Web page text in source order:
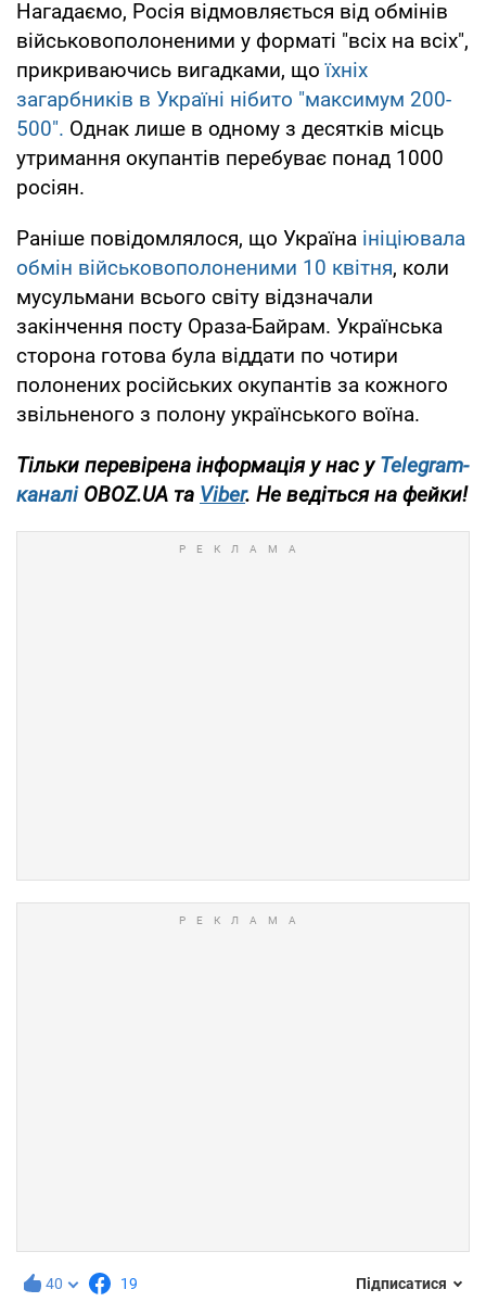
Нагадаємо, Росія відмовляється від обмінів
військовополоненими у форматі "всіх на всіх",
прикриваючись вигадками, щоїхніх
загарбників в Україні нібито "максимум 200-
500". Однак лише в одному з десятків місць
утримання окупантів перебуває понад 1000
росіян.
Раніше повідомлялося, що Україна ініціювала
обмін військовополоненими 10 квітня, коли
мусульмани всього світу відзначали
закінчення посту Ораза-Байрам. Українська
сторона готова була віддати по чотири
полонених російських окупантів за кожного
звільненого з полону українського воїна.
Тільки перевірена інформація у нас уTelegram-
каналіOBOZ.UA та Viber. Не ведіться на фейки!
40 19 Підписатися